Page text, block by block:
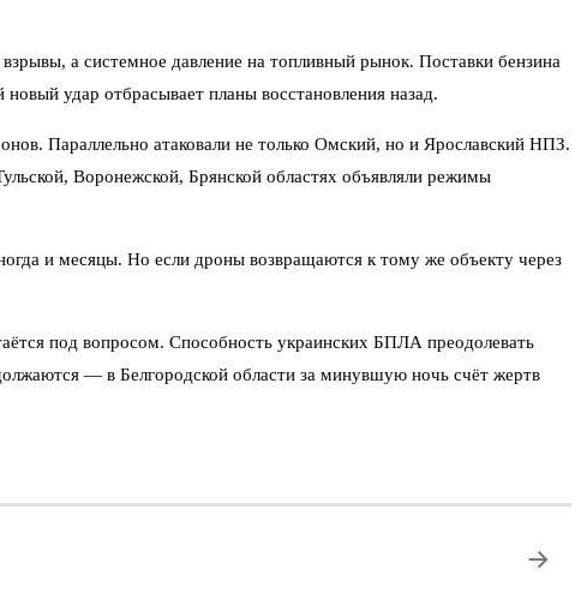
а системное давление на топливный рынок. Поставки бензина
удар отбрасывает планы восстановления назад.
Параллельно атаковали не только Омский, но и Ярославский НПЗ.
Воронежской, Брянской областях объявляли режимы
и месяцы. Но если дроны возвращаются к тому же объекту через
под вопросом. Способность украинских БПЛА преодолевать
— в Белгородской области за минувшую ночь счёт жертв
→